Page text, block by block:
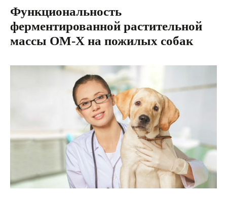
Функциональность
ферментированной растительной
массы ОМ-Х на пожилых собак